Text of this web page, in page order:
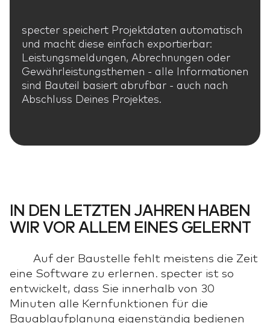
specter speichert Projektdaten automatisch
und macht diese einfach exportierbar:
Leistungsmeldungen, Abrechnungen oder
Gewährleistungsthemen - alle Informationen
sind Bauteil basiert abrufbar - auch nach
Abschluss Deines Projektes.
IN DEN LETZTEN JAHREN HABEN
WIR VOR ALLEM EINES GELERNT
Auf der Baustelle fehlt meistens die Zeit
eine Software zu erlernen. specter ist so
entwickelt, dass Sie innerhalb von 30
Minuten alle Kernfunktionen für die
Bauablaufplanung eigenständig bedienen